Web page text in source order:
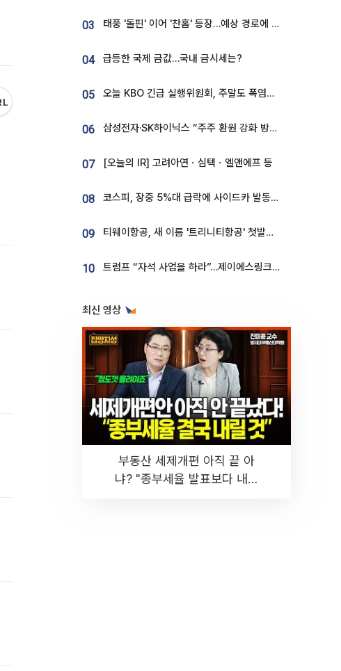
03 태풍 '돌핀' 이어 '찬홈' 등장…예상 경로에 한국 '한숨'
04 급등한 국제 금값…국내 금시세는?
05 오늘 KBO 긴급 실행위원회, 주말도 폭염취소 될까
06 삼성전자·SK하이닉스 “주주 환원 강화 방안 마련”
07 [오늘의 IR] 고려아연ㆍ심텍ㆍ엘앤에프 등
08 코스피, 장중 5%대 급락에 사이드카 발동…삼성·SK 동반 폭락
09 티웨이항공, 새 이름 '트리니티항공' 첫발…SSC 전략 본격화
10 트럼프 “자석 사업을 하라”…제이에스링크, 비중국 영구자석 공급망 구축 속도
최신 영상
부동산 세제개편 아직 끝 아
냐? "종부세율 발표보다 내릴